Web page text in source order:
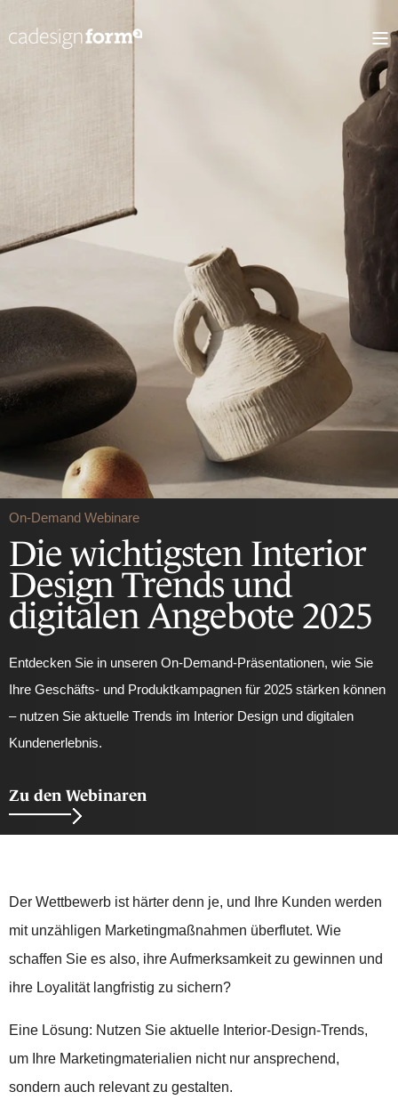
On-Demand Webinare
Die wichtigsten Interior
Design Trends und
digitalen Angebote 2025
Entdecken Sie in unseren On-Demand-Präsentationen, wie Sie
Ihre Geschäfts- und Produktkampagnen für 2025 stärken können
– nutzen Sie aktuelle Trends im Interior Design und digitalen
Kundenerlebnis.
Zu den Webinaren
Der Wettbewerb ist härter denn je, und Ihre Kunden werden
mit unzähligen Marketingmaßnahmen überflutet. Wie
schaffen Sie es also, ihre Aufmerksamkeit zu gewinnen und
ihre Loyalität langfristig zu sichern?
Eine Lösung: Nutzen Sie aktuelle Interior-Design-Trends,
um Ihre Marketingmaterialien nicht nur ansprechend,
sondern auch relevant zu gestalten.